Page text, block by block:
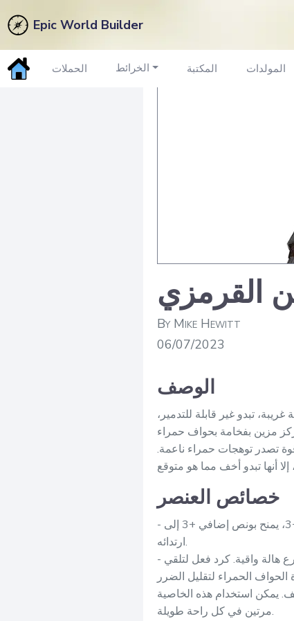
Epic World Builder
الحملات الخرائط المكتبة المولدات
القرمزي
By Mike Hewitt
06/07/2023
الوصف
تبدو غير قابلة للتدمير،
مزين بفخامة بحواف حمراء
تصدر توهجات حمراء ناعمة.
خصائص العنصر
- الدرع القرمزي هو درع +3، يمنح بونص إضافي +3 إلى AC عند
ارتدائه.
- توفر الحواف الحمراء على الدرع هالة واقية. كرد فعل لتلقي
الحمراء لتقليل الضرر
يمكن استخدام هذه الخاصية
مرتين في كل راحة طويلة.